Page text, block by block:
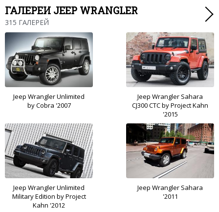
ГАЛЕРЕИ JEEP WRANGLER
315 ГАЛЕРЕЙ
Jeep Wrangler Unlimited
by Cobra '2007
Jeep Wrangler Sahara
CJ300 CTC by Project Kahn
'2015
Jeep Wrangler Unlimited
Military Edition by Project
Kahn '2012
Jeep Wrangler Sahara
'2011